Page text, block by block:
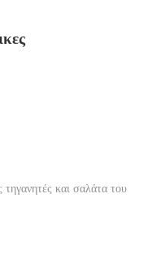
και σαλάτα του